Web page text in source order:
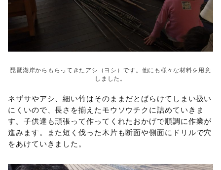
琵琶湖岸からもらってきたアシ（ヨシ）です。他にも様々な材料を用意
しました。
ネザサやアシ、細い竹はそのままだとばらけてしまい扱い
にくいので、長さを揃えたモウソウチクに詰めていきま
す。子供達も頑張って作ってくれたおかげで順調に作業が
進みます。また短く伐った木片も断面や側面にドリルで穴
をあけていきました。